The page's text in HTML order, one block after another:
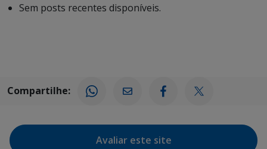
Sem posts recentes disponíveis.
Compartilhe:
Avaliar este site